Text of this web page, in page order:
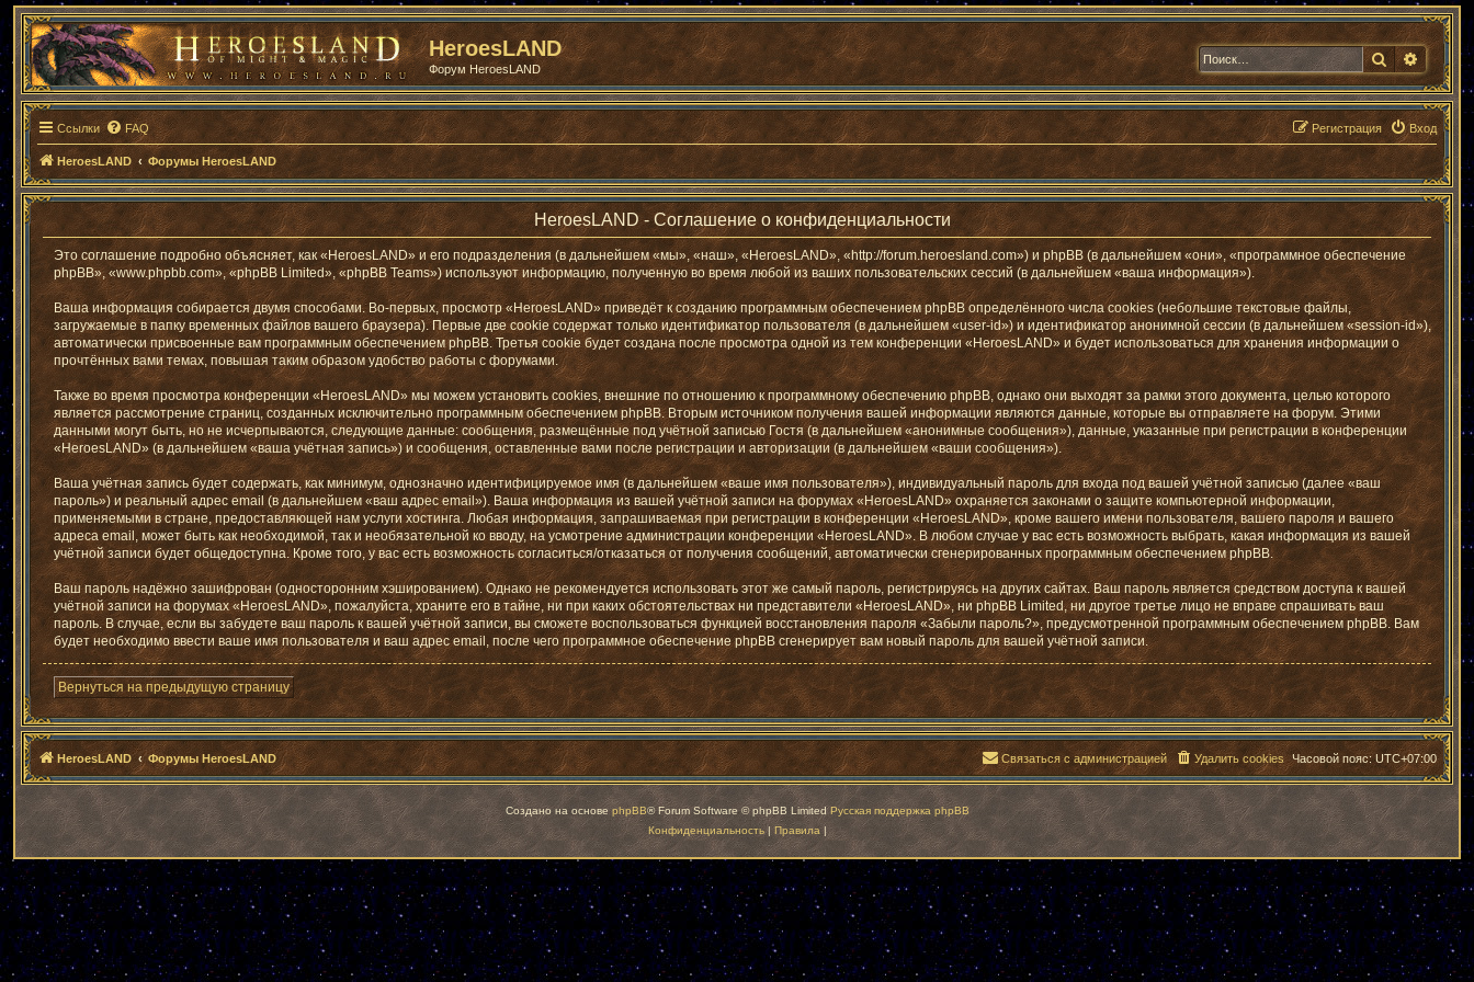
HeroesLAND
Форум HeroesLAND
Поиск
Ссылки FAQ Вход
Регистрация
HeroesLAND Форумы HeroesLAND
HeroesLAND - Соглашение о конфиденциальности
Это соглашение подробно объясняет, как «HeroesLAND» и его подразделения (в дальнейшем «мы», «наш», «HeroesLAND», «http://forum.heroesland.com») и phpBB (в дальнейшем «они», «программное обеспечение
phpBB», «www.phpbb.com», «phpBB Limited», «phpBB Teams») используют информацию, полученную во время любой из ваших пользовательских сессий (в дальнейшем «ваша информация»).
Ваша информация собирается двумя способами. Во-первых, просмотр «HeroesLAND» приведёт к созданию программным обеспечением phpBB определённого числа cookies (небольшие текстовые файлы,
загружаемые в папку временных файлов вашего браузера). Первые две cookie содержат только идентификатор пользователя (в дальнейшем «user-id») и идентификатор анонимной сессии (в дальнейшем «session-id»),
автоматически присвоенные вам программным обеспечением phpBB. Третья cookie будет создана после просмотра одной из тем конференции «HeroesLAND» и будет использоваться для хранения информации о
прочтённых вами темах, повышая таким образом удобство работы с форумами.
Также во время просмотра конференции «HeroesLAND» мы можем установить cookies, внешние по отношению к программному обеспечению phpBB, однако они выходят за рамки этого документа, целью которого
является рассмотрение страниц, созданных исключительно программным обеспечением phpBB. Вторым источником получения вашей информации являются данные, которые вы отправляете на форум. Этими
данными могут быть, но не исчерпываются, следующие данные: сообщения, размещённые под учётной записью Гостя (в дальнейшем «анонимные сообщения»), данные, указанные при регистрации в конференции
«HeroesLAND» (в дальнейшем «ваша учётная запись») и сообщения, оставленные вами после регистрации и авторизации (в дальнейшем «ваши сообщения»).
Ваша учётная запись будет содержать, как минимум, однозначно идентифицируемое имя (в дальнейшем «ваше имя пользователя»), индивидуальный пароль для входа под вашей учётной записью (далее «ваш
пароль») и реальный адрес email (в дальнейшем «ваш адрес email»). Ваша информация из вашей учётной записи на форумах «HeroesLAND» охраняется законами о защите компьютерной информации,
применяемыми в стране, предоставляющей нам услуги хостинга. Любая информация, запрашиваемая при регистрации в конференции «HeroesLAND», кроме вашего имени пользователя, вашего пароля и вашего
адреса email, может быть как необходимой, так и необязательной ко вводу, на усмотрение администрации конференции «HeroesLAND». В любом случае у вас есть возможность выбрать, какая информация из вашей
учётной записи будет общедоступна. Кроме того, у вас есть возможность согласиться/отказаться от получения сообщений, автоматически сгенерированных программным обеспечением phpBB.
Ваш пароль надёжно зашифрован (односторонним хэшированием). Однако не рекомендуется использовать этот же самый пароль, регистрируясь на других сайтах. Ваш пароль является средством доступа к вашей
учётной записи на форумах «HeroesLAND», пожалуйста, храните его в тайне, ни при каких обстоятельствах ни представители «HeroesLAND», ни phpBB Limited, ни другое третье лицо не вправе спрашивать ваш
пароль. В случае, если вы забудете ваш пароль к вашей учётной записи, вы сможете воспользоваться функцией восстановления пароля «Забыли пароль?», предусмотренной программным обеспечением phpBB. Вам
будет необходимо ввести ваше имя пользователя и ваш адрес email, после чего программное обеспечение phpBB сгенерирует вам новый пароль для вашей учётной записи.
Вернуться на предыдущую страницу
HeroesLAND Форумы HeroesLAND Часовой пояс:UTC+07:00
Удалить cookies
Связаться с администрацией
Создано на основе phpBB® Forum Software © phpBB Limited Русская поддержка phpBB
Конфиденциальность| Правила|